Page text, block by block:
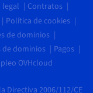
legal
Contratos
Política de cookies
de dominios
de dominios
Pagos
OVHcloud
Directiva 2006/112/CE